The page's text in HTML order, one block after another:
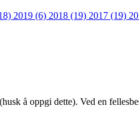
2019 (6) 2018 (19) 2017 (19)
å oppgi dette). Ved en